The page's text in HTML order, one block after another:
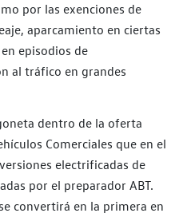
por las exenciones de
aparcamiento en ciertas
episodios de
al tráfico en grandes
dentro de la oferta
Comerciales que en el
electrificadas de
por el preparador ABT.
convertirá en la primera en